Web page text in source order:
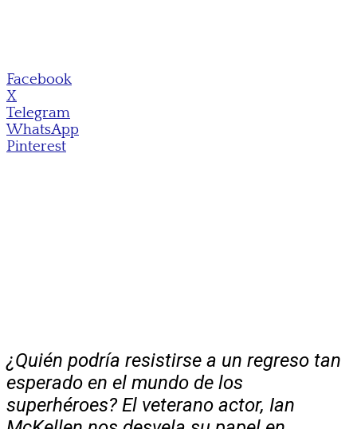
Facebook
X
Telegram
WhatsApp
Pinterest
¿Quién podría resistirse a un regreso tan
esperado en el mundo de los
superhéroes? El veterano actor, Ian